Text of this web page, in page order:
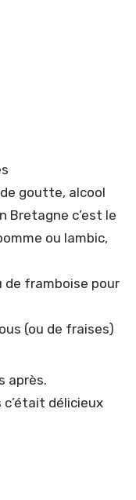
goutte, alcool
Bretagne c’est le
ou lambic,
de framboise pour
(ou de fraises)
après.
délicieux